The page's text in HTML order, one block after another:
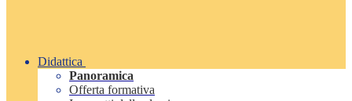
Didattica
Panoramica
Offerta formativa